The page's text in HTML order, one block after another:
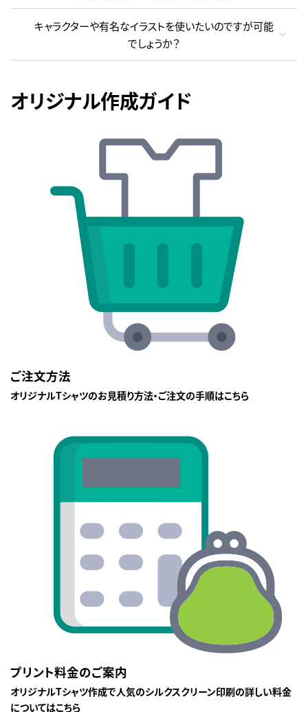
キャラクターや有名なイラストを使いたいのですが可能
でしょうか？
オリジナル作成ガイド
ご注文方法
オリジナルTシャツのお見積り方法・ご注文の手順はこちら
プリント料金のご案内
オリジナルTシャツ作成で人気のシルクスクリーン印刷の詳しい料金
についてはこちら